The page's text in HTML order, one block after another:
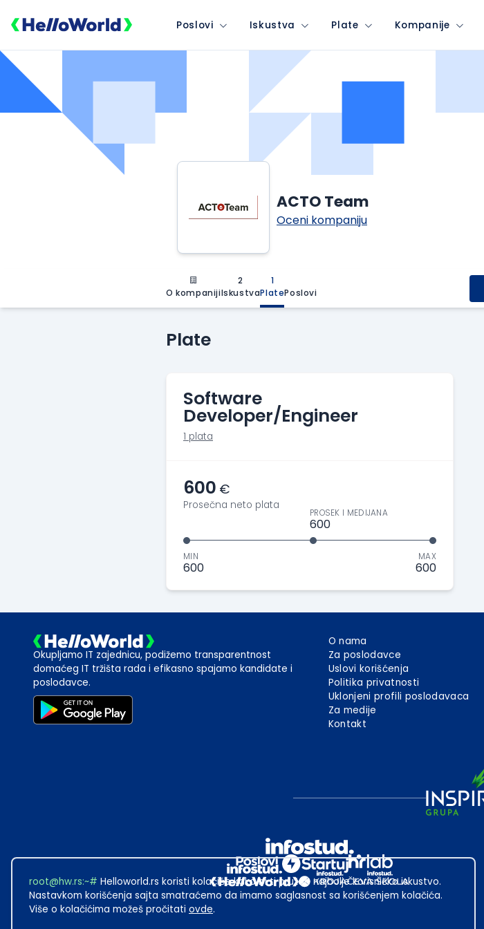
Poslovi Iskustva Plate Kompanije
ACTO Team
Oceni kompaniju
O kompaniji
2
Iskustva
1
PlatePoslovi
Plate
Software
Developer/Engineer
1 plata
600 €
Prosečna neto plata
MIN
600
PROSEK I MEDIJANA
600
MAX
600
Okupljamo IT zajednicu, podižemo transparentnost
domaćeg IT tržišta rada i efikasno spajamo kandidate i
poslodavce.
O nama
Za poslodavce
Uslovi korišćenja
Politika privatnosti
Uklonjeni profili poslodavaca
Za medije
Kontakt
root@hw.rs:~# Helloworld.rs koristi kolačiće kako bi ti pružao najbolje korisničko iskustvo.
Nastavkom korišćenja sajta smatraćemo da imamo saglasnost sa korišćenjem kolačića.
Više o kolačićima možeš pročitati ovde.